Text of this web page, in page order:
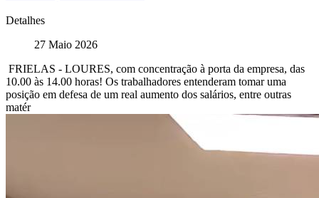
Detalhes
27 Maio 2026
FRIELAS - LOURES, com concentração à porta da empresa, das
10.00 às 14.00 horas! Os trabalhadores entenderam tomar uma
posição em defesa de um real aumento dos salários, entre outras
matér